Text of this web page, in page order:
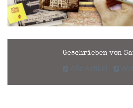
Geschrieben von
Alle Artikel